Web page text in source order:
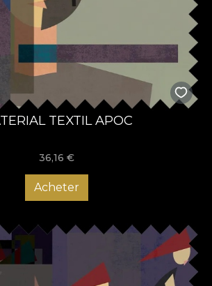
TEXTIL APOC
36,16 €
Acheter